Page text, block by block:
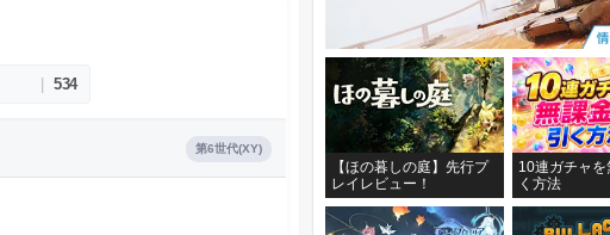
534
第6世代(XY)
【ほの暮しの庭】先行プ
レイレビュー！
10連ガチャを
く方法